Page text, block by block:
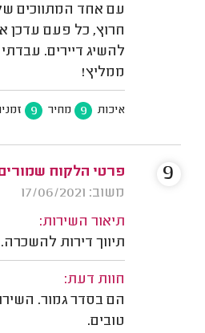
עם אחד המתווכים
חרוץ, כל פעם עדכן
להשיג דיירים.
ממליץ!
איכות 9 מחיר 9
פרטי הלקוח
משוב: 17/06/2021
תיאור השירות:
תיווך דירות להשכרה.
חוות דעת:
הם בסדר גמור.
טובים.
9